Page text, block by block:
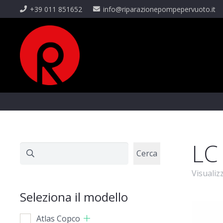
+39 011 851652 info@riparazionepompepervuoto.it
LC
Cerca Cerca
Seleziona il modello
Atlas Copco